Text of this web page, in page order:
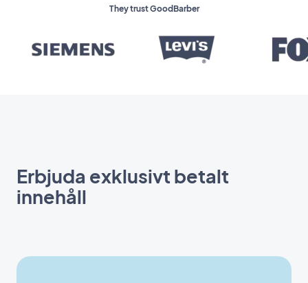
They trust GoodBarber
Erbjuda exklusivt betalt
innehåll